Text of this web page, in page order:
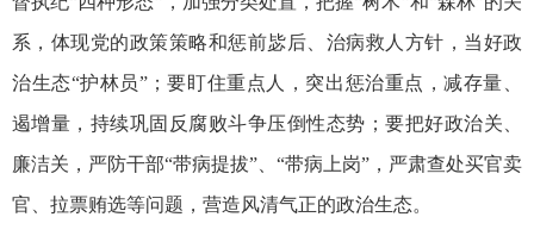
系，体现党的政策策略和惩前毖后、治病救人方针，当好政
治生态“护林员”；要盯住重点人，突出惩治重点，减存量、
遏增量，持续巩固反腐败斗争压倒性态势；要把好政治关、
廉洁关，严防干部“带病提拔”、“带病上岗”，严肃查处买官卖
官、拉票贿选等问题，营造风清气正的政治生态。